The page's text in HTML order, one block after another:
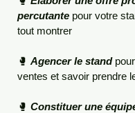
percutante pour votre
tout montrer
🥊 Agencer le stand
ventes et savoir prendre
🥊 Constituer une